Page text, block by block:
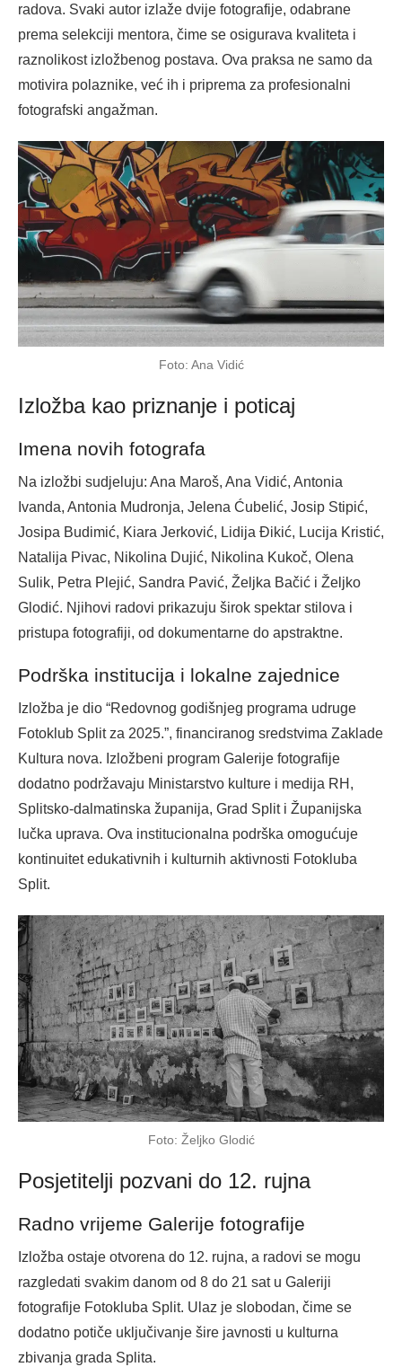
radova. Svaki autor izlaže dvije fotografije, odabrane
prema selekciji mentora, čime se osigurava kvaliteta i
raznolikost izložbenog postava. Ova praksa ne samo da
motivira polaznike, već ih i priprema za profesionalni
fotografski angažman.
Foto: Ana Vidić
Izložba kao priznanje i poticaj
Imena novih fotografa
Na izložbi sudjeluju: Ana Maroš, Ana Vidić, Antonia
Ivanda, Antonia Mudronja, Jelena Ćubelić, Josip Stipić,
Josipa Budimić, Kiara Jerković, Lidija Đikić, Lucija Kristić,
Natalija Pivac, Nikolina Dujić, Nikolina Kukoč, Olena
Sulik, Petra Plejić, Sandra Pavić, Željka Bačić i Željko
Glodić. Njihovi radovi prikazuju širok spektar stilova i
pristupa fotografiji, od dokumentarne do apstraktne.
Podrška institucija i lokalne zajednice
Izložba je dio “Redovnog godišnjeg programa udruge
Fotoklub Split za 2025.”, financiranog sredstvima Zaklade
Kultura nova. Izložbeni program Galerije fotografije
dodatno podržavaju Ministarstvo kulture i medija RH,
Splitsko-dalmatinska županija, Grad Split i Županijska
lučka uprava. Ova institucionalna podrška omogućuje
kontinuitet edukativnih i kulturnih aktivnosti Fotokluba
Split.
Foto: Željko Glodić
Posjetitelji pozvani do 12. rujna
Radno vrijeme Galerije fotografije
Izložba ostaje otvorena do 12. rujna, a radovi se mogu
razgledati svakim danom od 8 do 21 sat u Galeriji
fotografije Fotokluba Split. Ulaz je slobodan, čime se
dodatno potiče uključivanje šire javnosti u kulturna
zbivanja grada Splita.